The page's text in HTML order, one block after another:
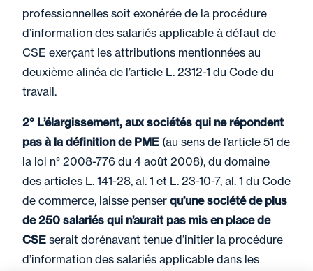
professionnelles soit exonérée de la procédure
d’information des salariés applicable à défaut de
CSE exerçant les attributions mentionnées au
deuxième alinéa de l’article L. 2312-1 du Code du
travail.
2° L’élargissement, aux sociétés qui ne répondent
pas à la définition de PME (au sens de l’article 51 de
la loi n° 2008-776 du 4 août 2008), du domaine
des articles L. 141-28, al. 1 et L. 23-10-7, al. 1 du Code
de commerce, laisse penser qu’une société de plus
de 250 salariés qui n’aurait pas mis en place de
CSE serait dorénavant tenue d’initier la procédure
d’information des salariés applicable dans les